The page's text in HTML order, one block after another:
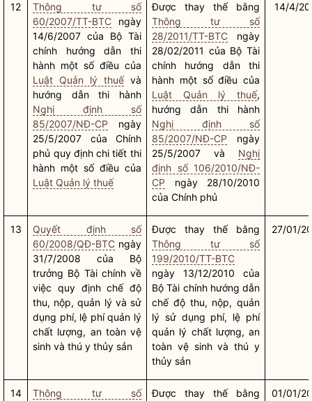
12
Thông tư số
60/2007/TT-BTC ngày
14/6/2007 của Bộ Tài
chính hướng dẫn thi
hành một số điều của
Luật Quản lý thuếvà
hướng dẫn thi hành
Nghị định số
85/2007/NĐ-CP ngày
25/5/2007 của Chính
phủ quy định chi tiết thi
hành một số điều của
Luật Quản lý thuế
Được thay thế bằng
Thông tư số
28/2011/TT-BTC ngày
28/02/2011 của Bộ Tài
chính hướng dẫn thi
hành một số điều của
Luật Quản lý thuế,
hướng dẫn thi hành
Nghị định số
85/2007/NĐ-CP ngày
25/5/2007 và Nghị
định số 106/2010/NĐ-
CP ngày 28/10/2010
của Chính phủ
14/4/
13
Quyết định số
60/2008/QĐ-BTC ngày
31/7/2008 của Bộ
trưởng Bộ Tài chính về
việc quy định chế độ
thu, nộp, quản lý và sử
dụng phí, lệ phí quản lý
chất lượng, an toàn vệ
sinh và thú y thủy sản
Được thay thế bằng
Thông tư số
199/2010/TT-BTC
ngày 13/12/2010 của
Bộ Tài chính hướng dẫn
chế độ thu, nộp, quản
lý sử dụng phí, lệ phí
quản lý chất lượng, an
toàn vệ sinh và thú y
thủy sản
27/01/
14
Thông tư số
Được thay thế bằng
01/01/